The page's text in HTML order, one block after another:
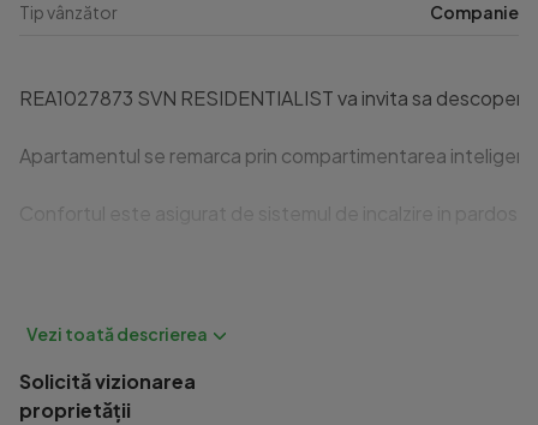
Tip vânzător Companie
REA1027873 SVN RESIDENTIALIST va invita sa
Apartamentul se remarca prin compartimentarea
Confortul este asigurat de sistemul de incalzire in
Acest apartament reprezinta alegerea ideala pentru cei
Solicită vizionarea
proprietății